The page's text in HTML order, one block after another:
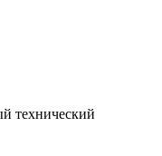
технический